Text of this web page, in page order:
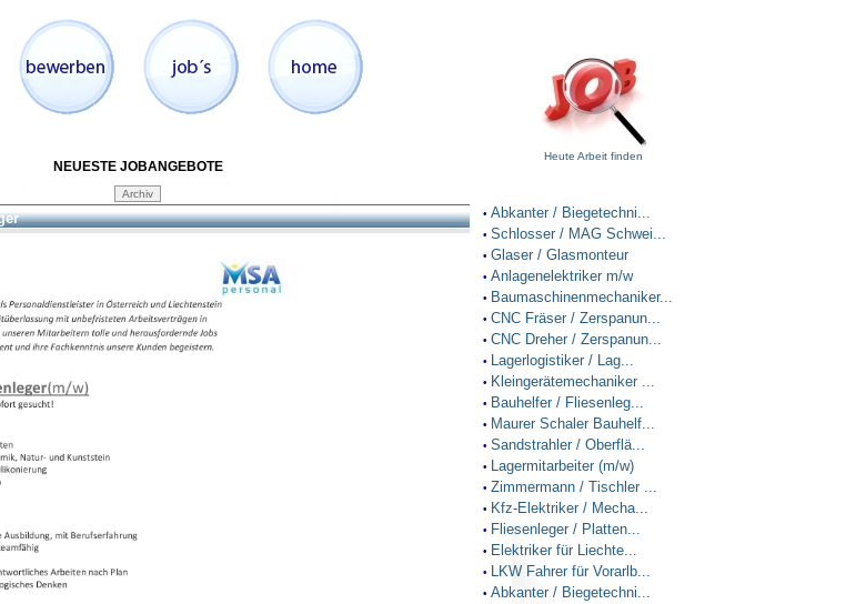
NEUESTE JOBANGEBOTE
Heute Arbeit finden
• Abkanter / Biegetechni...
• Schlosser / MAG Schwei...
• Glaser / Glasmonteur
• Anlagenelektriker m/w
• Baumaschinenmechaniker...
• CNC Fräser / Zerspanun...
• CNC Dreher / Zerspanun...
• Lagerlogistiker / Lag...
• Kleingerätemechaniker ...
• Bauhelfer / Fliesenleg...
• Maurer Schaler Bauhelf...
• Sandstrahler / Oberflä...
• Lagermitarbeiter (m/w)
• Zimmermann / Tischler ...
• Kfz-Elektriker / Mecha...
• Fliesenleger / Platten...
• Elektriker für Liechte...
• LKW Fahrer für Vorarlb...
• Abkanter / Biegetechni...